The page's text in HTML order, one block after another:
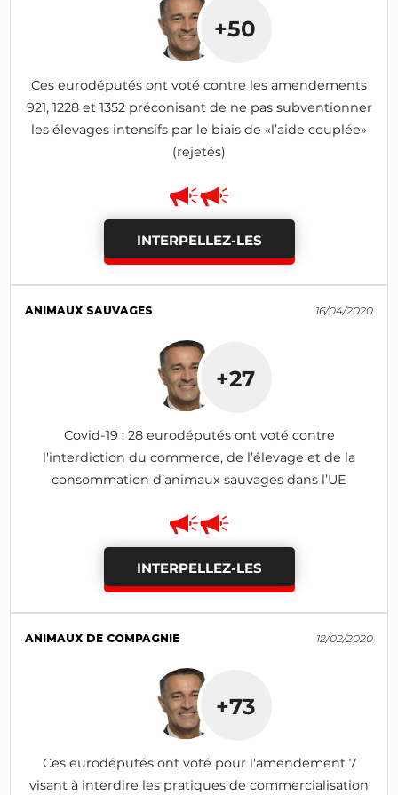
+50
Ces eurodéputés ont voté contre les amendements
921, 1228 et 1352 préconisant de ne pas subventionner
les élevages intensifs par le biais de «l’aide couplée»
(rejetés)
INTERPELLEZ-LES
ANIMAUX SAUVAGES 16/04/2020
+27
Covid-19 : 28 eurodéputés ont voté contre
l'interdiction du commerce, de l’élevage et de la
consommation d’animaux sauvages dans l’UE
INTERPELLEZ-LES
ANIMAUX DE COMPAGNIE 12/02/2020
+73
Ces eurodéputés ont voté pour l'amendement 7
visant à interdire les pratiques de commercialisation